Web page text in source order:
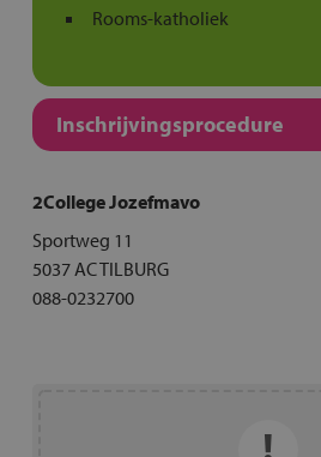
Inschrijvingsprocedure
2College Jozefmavo
Sportweg 11
5037 AC TILBURG
088-0232700
Rooms-katholiek